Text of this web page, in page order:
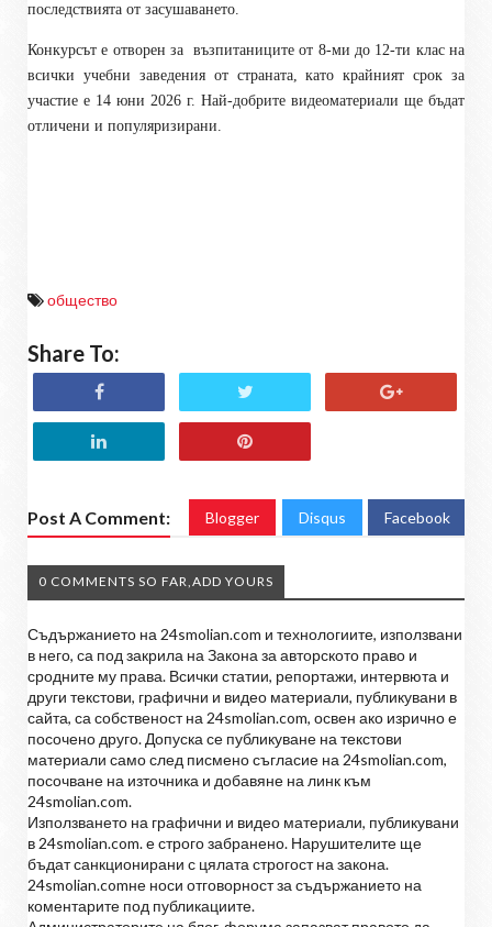
последствията от засушаването.
Конкурсът е отворен за възпитаниците от 8-ми до 12-ти клас на
всички учебни заведения от страната, като крайният срок за
участие е 14 юни 2026 г. Най-добрите видеоматериали ще бъдат
отличени и популяризирани.
общество
Share To:
Post A Comment: Blogger Disqus Facebook
0 COMMENTS SO FAR,ADD YOURS
Съдържанието на 24smolian.com и технологиите, използвани
в него, са под закрила на Закона за авторското право и
сродните му права. Всички статии, репортажи, интервюта и
други текстови, графични и видео материали, публикувани в
сайта, са собственост на 24smolian.com, освен ако изрично е
посочено друго. Допуска се публикуване на текстови
материали само след писмено съгласие на 24smolian.com,
посочване на източника и добавяне на линк към
24smolian.com.
Използването на графични и видео материали, публикувани
в 24smolian.com. е строго забранено. Нарушителите ще
бъдат санкционирани с цялата строгост на закона.
24smolian.comне носи отговорност за съдържанието на
коментарите под публикациите.